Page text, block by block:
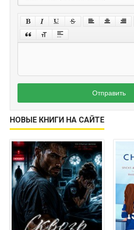
Отправить
НОВЫЕ КНИГИ НА САЙТЕ